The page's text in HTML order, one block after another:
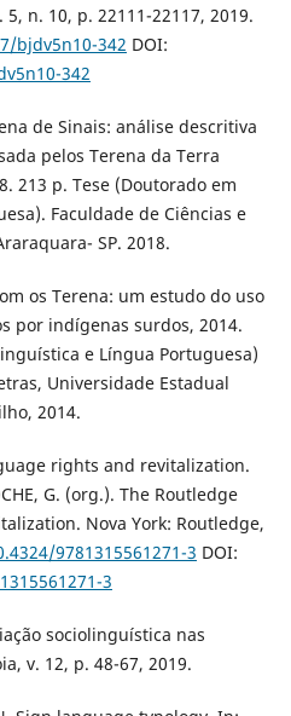
n. 10, p. 22111-22117, 2019.
bjdv5n10-342 DOI:
342
de Sinais: análise descritiva
pelos Terena da Terra
213 p. Tese (Doutorado em
Faculdade de Ciências e
SP. 2018.
os Terena: um estudo do uso
por indígenas surdos, 2014.
e Língua Portuguesa)
Universidade Estadual
2014.
rights and revitalization.
G. (org.). The Routledge
Nova York: Routledge,
9781315561271-3 DOI:
3
sociolinguística nas
v. 12, p. 48-67, 2019.